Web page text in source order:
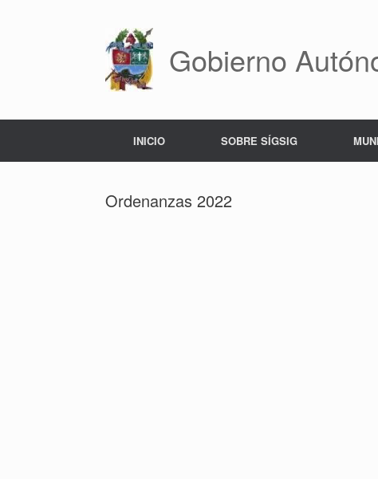
Gobierno
INICIO SOBRE SÍGSIG
Ordenanzas 2022